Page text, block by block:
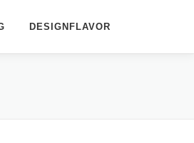
DESIGNFLAVOR